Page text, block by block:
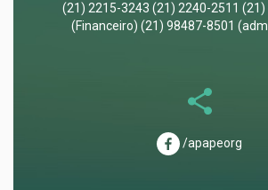
(21) 2215-3243 (21) 2240-2511
(Financeiro) (21) 98487-8501
/apapeorg